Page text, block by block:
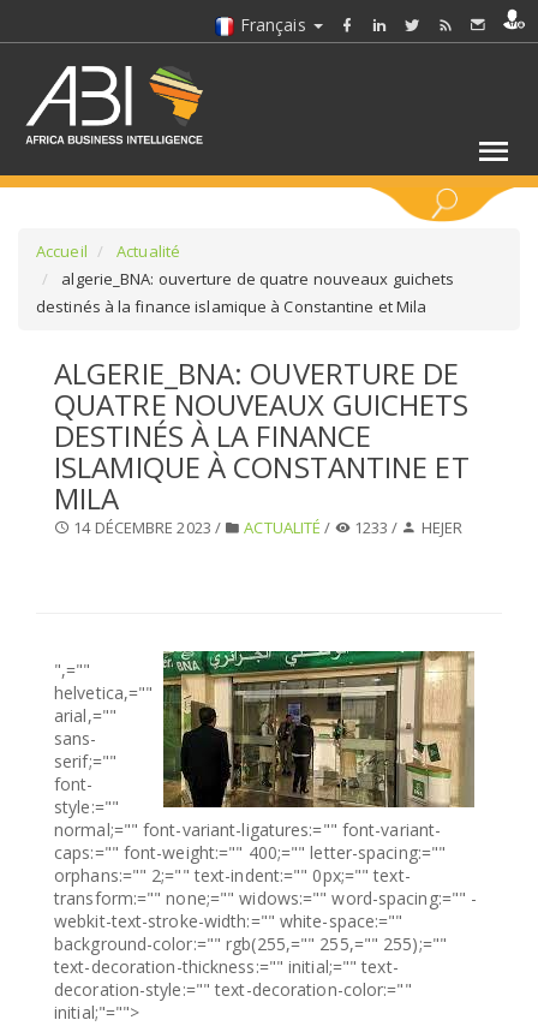
Français
SÉLECTIONNEZ UN DOSSIER
SELECTIONNEZ UNE SECTION
SÉLECTIONNEZ UNE CATÉGORIE
Accueil
Actualité
algerie_BNA: ouverture de quatre nouveaux guichets
destinés à la finance islamique à Constantine et Mila
ALGERIE_BNA: OUVERTURE DE
QUATRE NOUVEAUX GUICHETS
DESTINÉS À LA FINANCE
ISLAMIQUE À CONSTANTINE ET
MILA
14 DÉCEMBRE 2023 / ACTUALITÉ / 1233 / HEJER
",=""
helvetica,=""
arial,=""
sans-
serif;=""
font-
style:=""
normal;="" font-variant-ligatures:="" font-variant-
caps:="" font-weight:="" 400;="" letter-spacing:=""
orphans:="" 2;="" text-indent:="" 0px;="" text-
transform:="" none;="" widows:="" word-spacing:="" -
webkit-text-stroke-width:="" white-space:=""
background-color:="" rgb(255,="" 255,="" 255);=""
text-decoration-thickness:="" initial;="" text-
decoration-style:="" text-decoration-color:=""
initial;"="">